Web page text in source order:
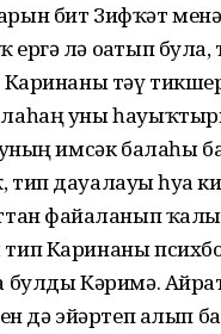
бит Зифҡәт
лә оҙатып була,
тәү
уны
имсәк балаһы
дауалауҙы һуҙа
файҙаланып
Каринаны
булды Кәримә.
дә эйәртеп алып